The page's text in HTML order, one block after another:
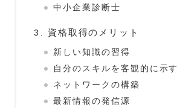
中小企業診断士
3. 資格取得のメリット
新しい知識の習得
自分のスキルを客観的に示す
ネットワークの構築
最新情報の発信源